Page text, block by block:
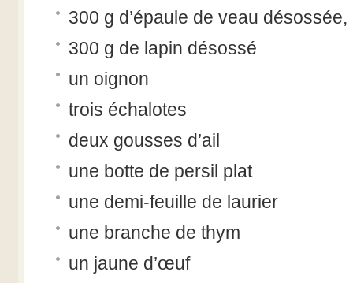
300 g d’épaule de veau désossée,
300 g de lapin désossé
un oignon
trois échalotes
deux gousses d’ail
une botte de persil plat
une demi-feuille de laurier
une branche de thym
un jaune d’œuf